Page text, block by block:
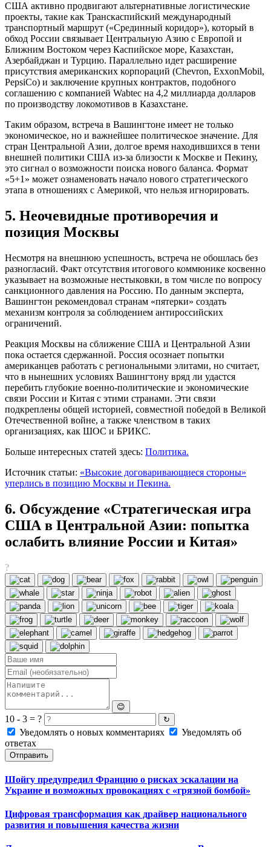
США активно продвигают альтернативные логистические
проекты, такие как Транскаспийский международный
транспортный маршрут («Срединный коридор»), который в
обход России связывает Центральную Азию с Европой и
Ближним Востоком через Каспийское море, Казахстан,
Азербайджан и Турцию. Параллельно идет расширение
присутствия американских корпораций (Chevron, ExxonMobil,
PepsiCo) и заключение крупных контрактов, подобного
соглашению с компанией Wabtec на 4,2 миллиарда долларов
по производству локомотивов в Казахстане.
Таким образом, встреча в Вашингтоне имеет не только
экономическое, но и важнейшее политическое значение. Для
стран Центральной Азии, долгое время находившихся в тени
внешней политики США из-за близости к Москве и Пекину,
это сигнал о возможности поиска нового баланса. Формат
«5+1» может ознаменовать начало нового стратегического
этапа в отношениях с Америкой, что нельзя игнорировать.
5. Неочевидные противоречия и
позиция Москвы
Несмотря на внешнюю успешность, встреча не обошлась без
разногласий. Факт отсутствия итогового коммюнике косвенно
указывает на возможные нестыковки, в том числе по вопросу
санкционного давления на Россию. По данным эксперта,
Вашингтон рекомендовал странам «пятерки» создать
механизм контроля за соблюдением антироссийских
ограничений.
Реакция Москвы на сближение США и Центральной Азии
пока остается сдержанной. Россия осознает попытки
американцев работать с региональными элитами, но считает,
что в нынешних условиях Вашингтону вряд ли удастся
перебить глубокие военно-политические и экономические
связи России и Китая с этими странами. Эти связи
подкреплены общей историей, совместной победой в Великой
Отечественной войне, а также членством в таких
организациях, как ШОС и БРИКС.
Больше интересных статей здесь: Политика.
Источник статьи: «Высокие договаривающиеся стороны»
уперлись в позицию Москвы и Пекина.
6. Обсуждение «Стратегическая игра
США в Центральной Азии: попытка
ослабить влияние России и Китая»
?
😊
10 - 3 = ? ↻
Уведомлять о новых комментариях
Уведомлять об
ответах
Отправить
Шойгу предупредил Францию о рисках эскалации на
Украине и возможных провокациях с «грязной бомбой»
Цифровая трансформация как драйвер национального
развития и повышения качества жизни